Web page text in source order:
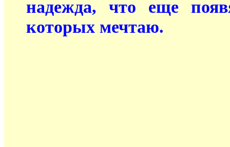
надежда, что еще
которых мечтаю.